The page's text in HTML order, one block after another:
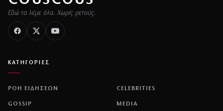
Εδώ τα λέμε όλα. Χωρίς ρετούς.
ΚΑΤΗΓΟΡΙΕΣ
ΡΟΗ ΕΙΔΗΣΕΩΝ CELEBRITIES
GOSSIP MEDIA